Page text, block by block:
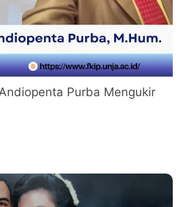
Purba Mengukir